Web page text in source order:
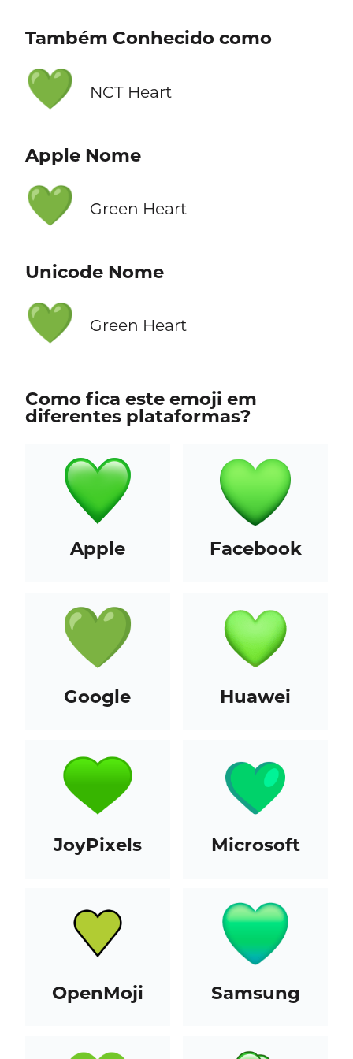
Também Conhecido como
💚 NCT Heart
Apple Nome
💚 Green Heart
Unicode Nome
💚 Green Heart
Como fica este emoji em
diferentes plataformas?
Apple Facebook
Google Huawei
JoyPixels Microsoft
OpenMoji Samsung